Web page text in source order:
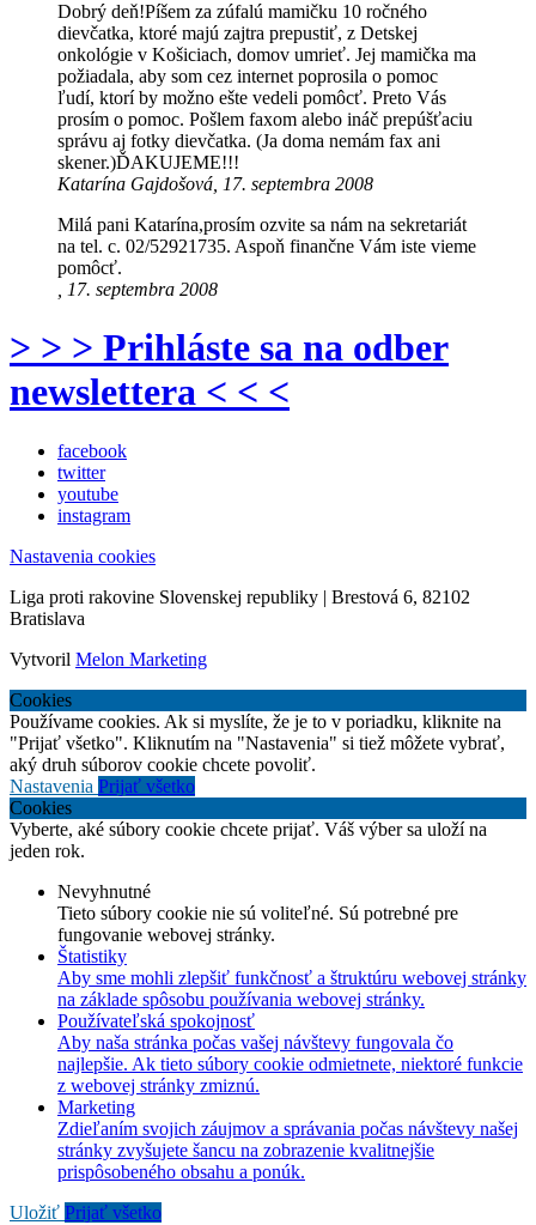
Dobrý deň!Píšem za zúfalú mamičku 10 ročného
dievčatka, ktoré majú zajtra prepustiť, z Detskej
onkológie v Košiciach, domov umrieť. Jej mamička ma
požiadala, aby som cez internet poprosila o pomoc
ľudí, ktorí by možno ešte vedeli pomôcť. Preto Vás
prosím o pomoc. Pošlem faxom alebo ináč prepúšťaciu
správu aj fotky dievčatka. (Ja doma nemám fax ani
skener.)ĎAKUJEME!!!
Katarína Gajdošová, 17. septembra 2008
Milá pani Katarína,prosím ozvite sa nám na sekretariát
na tel. c. 02/52921735. Aspoň finančne Vám iste vieme
pomôcť.
, 17. septembra 2008
> > > Prihláste sa na odber
newslettera < < <
facebook
twitter
youtube
instagram
Nastavenia cookies
Liga proti rakovine Slovenskej republiky | Brestová 6, 82102
Bratislava
Vytvoril Melon Marketing
Cookies
Používame cookies. Ak si myslíte, že je to v poriadku, kliknite na
"Prijať všetko". Kliknutím na "Nastavenia" si tiež môžete vybrať,
aký druh súborov cookie chcete povoliť.
Nastavenia Prijať všetko
Cookies
Vyberte, aké súbory cookie chcete prijať. Váš výber sa uloží na
jeden rok.
Nevyhnutné
Tieto súbory cookie nie sú voliteľné. Sú potrebné pre
fungovanie webovej stránky.
Štatistiky
Aby sme mohli zlepšiť funkčnosť a štruktúru webovej stránky
na základe spôsobu používania webovej stránky.
Používateľská spokojnosť
Aby naša stránka počas vašej návštevy fungovala čo
najlepšie. Ak tieto súbory cookie odmietnete, niektoré funkcie
z webovej stránky zmiznú.
Marketing
Zdieľaním svojich záujmov a správania počas návštevy našej
stránky zvyšujete šancu na zobrazenie kvalitnejšie
prispôsobeného obsahu a ponúk.
Uložiť Prijať všetko